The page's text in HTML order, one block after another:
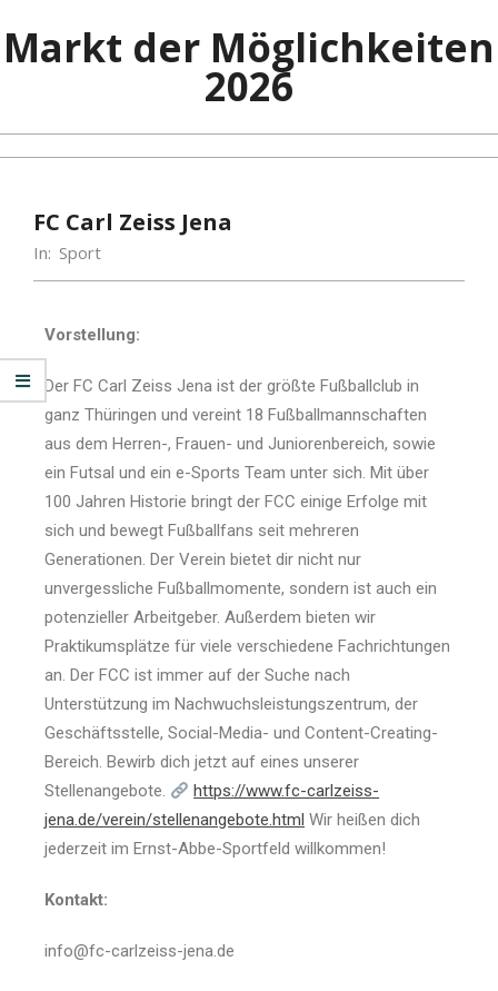
Markt der Möglichkeiten
2026
FC Carl Zeiss Jena
In: Sport
Vorstellung:
Der FC Carl Zeiss Jena ist der größte Fußballclub in
ganz Thüringen und vereint 18 Fußballmannschaften
aus dem Herren-, Frauen- und Juniorenbereich, sowie
ein Futsal und ein e-Sports Team unter sich. Mit über
100 Jahren Historie bringt der FCC einige Erfolge mit
sich und bewegt Fußballfans seit mehreren
Generationen. Der Verein bietet dir nicht nur
unvergessliche Fußballmomente, sondern ist auch ein
potenzieller Arbeitgeber. Außerdem bieten wir
Praktikumsplätze für viele verschiedene Fachrichtungen
an. Der FCC ist immer auf der Suche nach
Unterstützung im Nachwuchsleistungszentrum, der
Geschäftsstelle, Social-Media- und Content-Creating-
Bereich. Bewirb dich jetzt auf eines unserer
Stellenangebote.
https://www.fc-carlzeiss-
jena.de/verein/stellenangebote.html Wir heißen dich
jederzeit im Ernst-Abbe-Sportfeld willkommen!
Kontakt:
info@fc-carlzeiss-jena.de